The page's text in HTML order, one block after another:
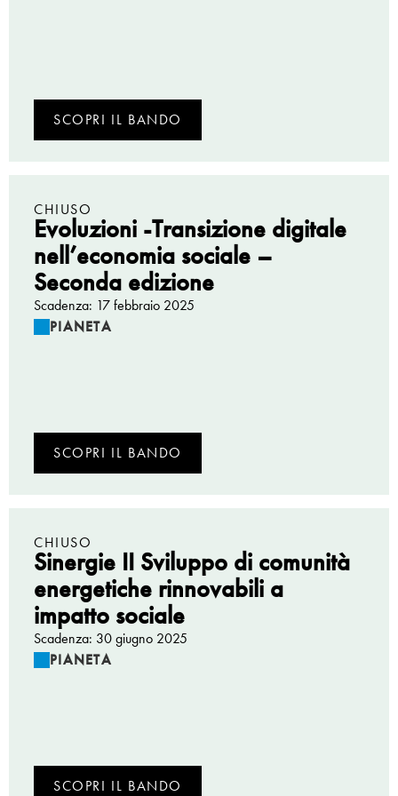
SCOPRI IL BANDO
CHIUSO
Evoluzioni -Transizione digitale
nell’economia sociale –
Seconda edizione
Scadenza: 17 febbraio 2025
PIANETA
SCOPRI IL BANDO
CHIUSO
Sinergie II Sviluppo di comunità
energetiche rinnovabili a
impatto sociale
Scadenza: 30 giugno 2025
PIANETA
SCOPRI IL BANDO